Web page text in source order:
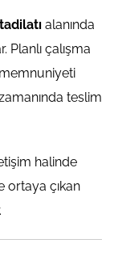
alanında
çalışma
teslim
halinde
ortaya çıkan